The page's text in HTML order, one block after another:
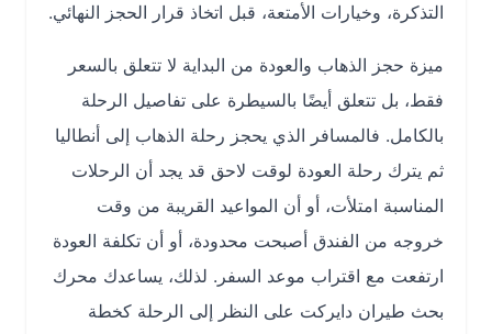
التذكرة، وخيارات الأمتعة، قبل اتخاذ قرار الحجز النهائي.
ميزة حجز الذهاب والعودة من البداية لا تتعلق بالسعر
فقط، بل تتعلق أيضًا بالسيطرة على تفاصيل الرحلة
بالكامل. فالمسافر الذي يحجز رحلة الذهاب إلى أنطاليا
ثم يترك رحلة العودة لوقت لاحق قد يجد أن الرحلات
المناسبة امتلأت، أو أن المواعيد القريبة من وقت
خروجه من الفندق أصبحت محدودة، أو أن تكلفة العودة
ارتفعت مع اقتراب موعد السفر. لذلك، يساعدك محرك
بحث طيران دايركت على النظر إلى الرحلة كخطة